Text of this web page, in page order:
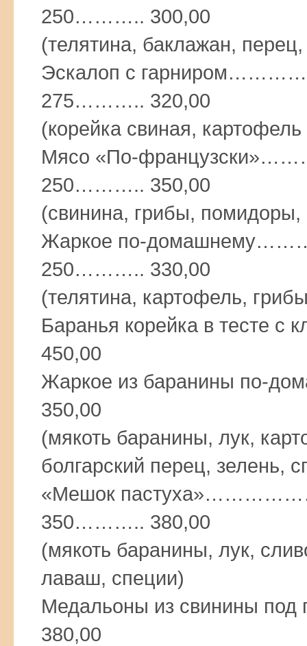
250……….. 300,00
(телятина, баклажан,
Эскалоп с
275……….. 320,00
(корейка свиная,
Мясо «По-
250……….. 350,00
(свинина, грибы,
Жаркое по-
250……….. 330,00
(телятина, картофель,
Баранья корейка в тесте
450,00
Жаркое из баранины
350,00
(мякоть баранины, лук,
болгарский перец, зелень,
«Мешок
350……….. 380,00
(мякоть баранины, лук,
лаваш, специи)
Медальоны из свинины
380,00